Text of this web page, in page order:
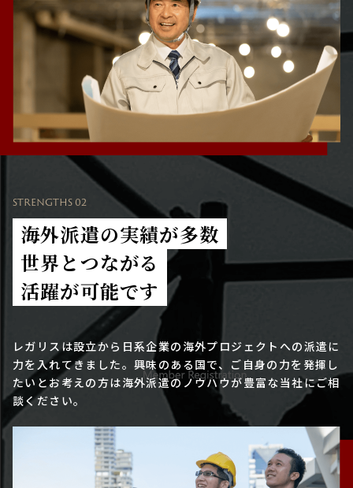
STRENGTHS 02
海外派遣の実績が多数
世界とつながる
活躍が可能です
レガリスは設立から日系企業の海外プロジェクトへの派遣に
力を入れてきました。興味のある国で、ご自身の力を発揮し
たいとお考えの方は海外派遣のノウハウが豊富な当社にご相
談ください。